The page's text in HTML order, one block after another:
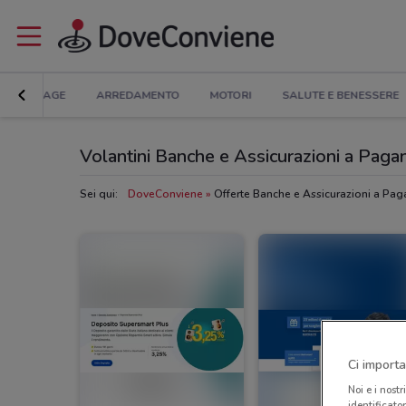
BRICOLAGE ARREDAMENTO MOTORI SALUTE E BENESSERE
Volantini Banche e Assicurazioni a
Sei qui: DoveConviene Offerte Banche e Assicurazioni a
Ci
Noi e i nostri